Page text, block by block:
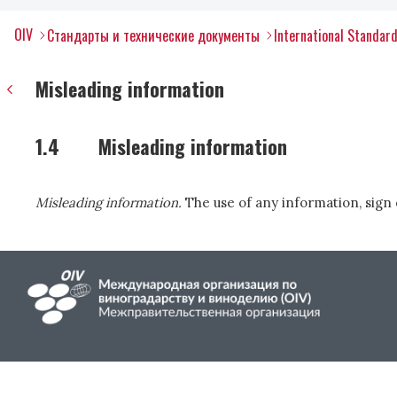
OIV Стандарты и технические документы International
Misleading information
1.4 Misleading information
Misleading information. The use of any information,